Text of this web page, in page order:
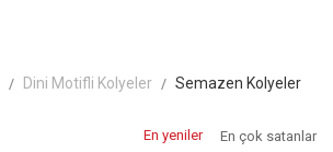
Dini Motifli Kolyeler Semazen Kolyeler
En yeniler En çok satanlar